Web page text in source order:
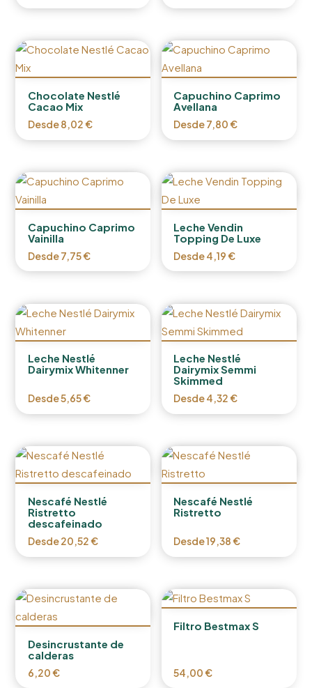
Chocolate Nestlé
Cacao Mix
Desde8,02€
Capuchino Caprimo
Avellana
Desde7,80€
Capuchino Caprimo
Vainilla
Desde7,75€
Leche Vendin
Topping De Luxe
Desde4,19€
Leche Nestlé
Dairymix Whitenner
Desde5,65€
Leche Nestlé
Dairymix Semmi
Skimmed
Desde4,32€
Nescafé Nestlé
Ristretto
descafeinado
Desde20,52€
Nescafé Nestlé
Ristretto
Desde19,38€
Desincrustante de
calderas
6,20€
Filtro Bestmax S
54,00€